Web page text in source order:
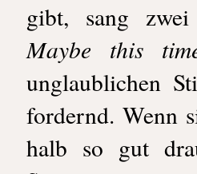
gibt, sang
Maybe this
unglaublichen
fordernd. Wenn
halb so gut